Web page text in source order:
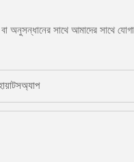
অনুসন্ধানের সাথে আমাদের সাথে